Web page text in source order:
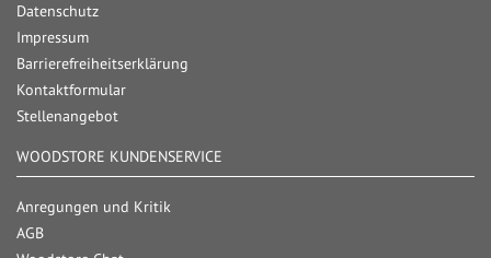
Datenschutz
Impressum
Barrierefreiheitserklärung
Kontaktformular
Stellenangebot
WOODSTORE KUNDENSERVICE
Anregungen und Kritik
AGB